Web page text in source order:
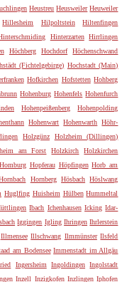
Heustreu Heusweiler Heuweiler
Hillesheim Hilpoltstein
Hiltenfingen
Hinterzarten
Hirrlingen
Höchberg Hochdorf
Höchenschwand
(Fichtelgebirge) Hochstadt (Main)
Hofkirchen Hofstetten Hohberg
Hohenburg Hohenfels Hohenfurch
Hohenpeißenberg
Hohenpolding
Hohenwart Hohenwarth Höhr-
Holzgünz
Holzheim (Dillingen)
am Forst Holzkirch
Holzkirchen
Homburg Hopferau Höpfingen Horb am
Hornberg Hösbach Höslwang
Huglfing Huisheim Hülben Hummeltal
Ibach Ichenhausen Icking Idar-
Iggingen Igling Ihringen Ihrlerstein
Illmensee Illschwang Ilmmünster Ilsfeld
am Bodensee Immenstadt im Allgäu
Ingersheim Ingoldingen Ingolstadt
Inzell Inzigkofen Inzlingen Iphofen